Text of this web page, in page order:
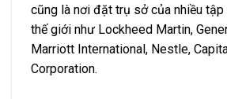
cũng là nơi đặt trụ sở của nhiều tập
thế giới như Lockheed Martin,
Marriott International, Nestle,
Corporation.